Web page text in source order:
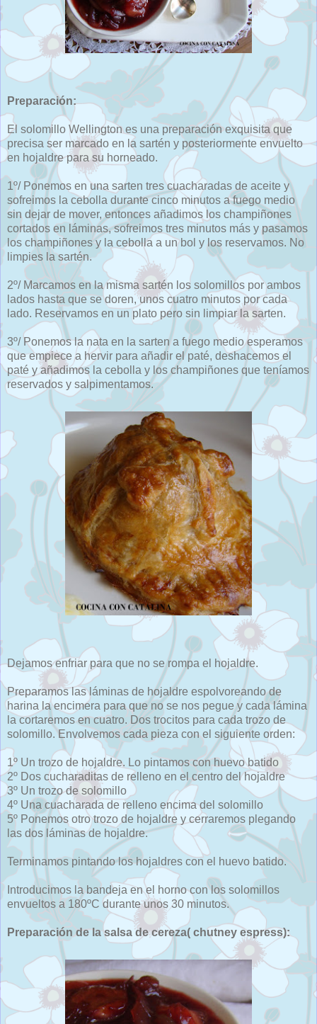
Preparación:
El solomillo Wellington es una preparación exquisita que
precisa ser marcado en la sartén y posteriormente envuelto
en hojaldre para su horneado.
1º/ Ponemos en una sarten tres cuacharadas de aceite y
sofreimos la cebolla durante cinco minutos a fuego medio
sin dejar de mover, entonces añadimos los champiñones
cortados en láminas, sofreimos tres minutos más y pasamos
los champiñones y la cebolla a un bol y los reservamos. No
limpies la sartén.
2º/ Marcamos en la misma sartén los solomillos por ambos
lados hasta que se doren, unos cuatro minutos por cada
lado. Reservamos en un plato pero sin limpiar la sarten.
3º/ Ponemos la nata en la sarten a fuego medio esperamos
que empiece a hervir para añadir el paté, deshacemos el
paté y añadimos la cebolla y los champiñones que teníamos
reservados y salpimentamos.
Dejamos enfriar para que no se rompa el hojaldre.
Preparamos las láminas de hojaldre espolvoreando de
harina la encimera para que no se nos pegue y cada lámina
la cortaremos en cuatro. Dos trocitos para cada trozo de
solomillo. Envolvemos cada pieza con el siguiente orden:
1º Un trozo de hojaldre. Lo pintamos con huevo batido
2º Dos cucharaditas de relleno en el centro del hojaldre
3º Un trozo de solomillo
4º Una cuacharada de relleno encima del solomillo
5º Ponemos otro trozo de hojaldre y cerraremos plegando
las dos láminas de hojaldre.
Terminamos pintando los hojaldres con el huevo batido.
Introducimos la bandeja en el horno con los solomillos
envueltos a 180ºC durante unos 30 minutos.
Preparación de la salsa de cereza( chutney espress):